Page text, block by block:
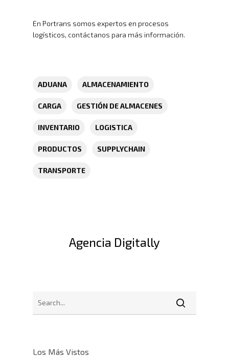
En Portrans somos expertos en procesos
logísticos, contáctanos para más información.
ADUANA ALMACENAMIENTO
CARGA GESTIÓN DE ALMACENES
INVENTARIO LOGISTICA
PRODUCTOS SUPPLYCHAIN
TRANSPORTE
Agencia Digitally
Los Más Vistos
Nuestros Clientes
Servicios
Productos
Servicio En